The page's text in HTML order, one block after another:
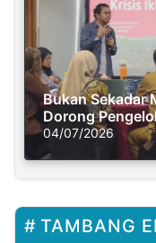
Bukan Sekadar
Dorong
Solusi Krisis Iklim
04/07/2026
TAMBANG